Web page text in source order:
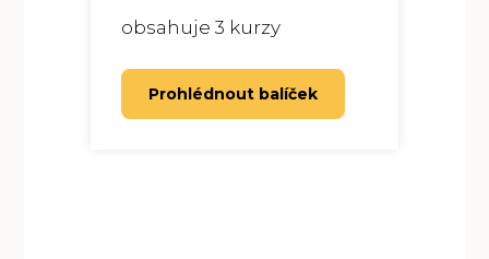
obsahuje 3 kurzy
Prohlédnout balíček